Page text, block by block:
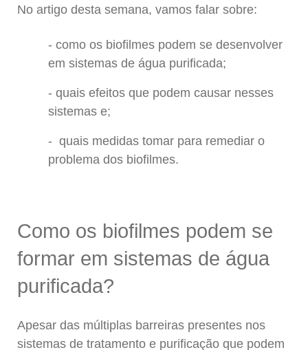
No artigo desta semana, vamos falar sobre:
como os biofilmes podem se desenvolver
em sistemas de água purificada;
quais efeitos que podem causar nesses
sistemas e;
quais medidas tomar para remediar o
problema dos biofilmes.
Como os biofilmes podem se
formar em sistemas de água
purificada?
Apesar das múltiplas barreiras presentes nos
sistemas de tratamento e purificação que podem